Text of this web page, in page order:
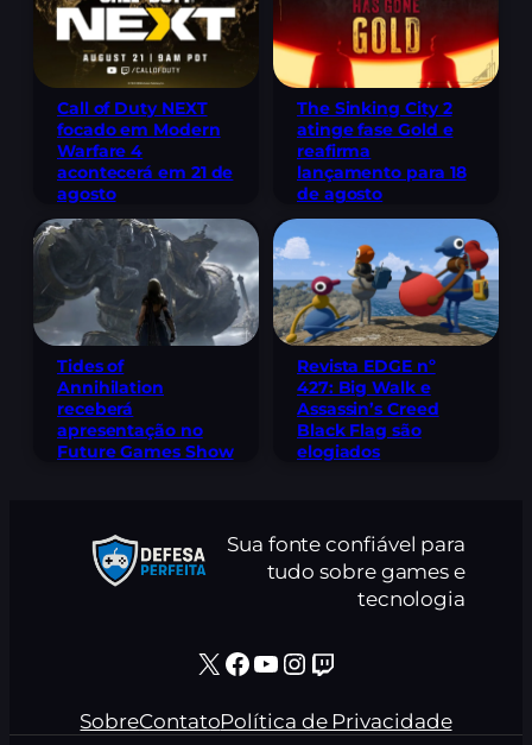
Call of Duty NEXT
focado em Modern
Warfare 4
acontecerá em 21 de
agosto
The Sinking City 2
atinge fase Gold e
reafirma
lançamento para 18
de agosto
Tides of
Annihilation
receberá
apresentação no
Future Games Show
Revista EDGE nº
427: Big Walk e
Assassin’s Creed
Black Flag são
elogiados
Sua fonte confiável para
tudo sobre games e
tecnologia
X Facebook Youtube Instagram Twitch
SobreContatoPolítica de Privacidade